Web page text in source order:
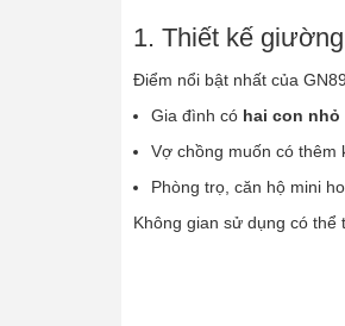
1. Thiết kế
Điểm nổi bật nhất của
Gia đình có hai con nhỏ
Vợ chồng muốn có thêm
Phòng trọ, căn hộ mini
Không gian sử dụng có thể